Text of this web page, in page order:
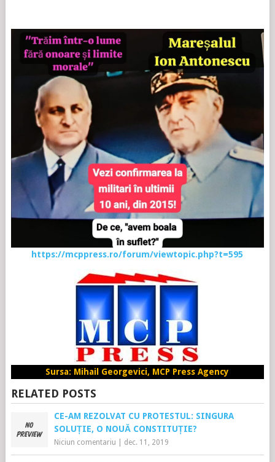
https://mcppress.ro/forum/viewtopic.php?t=595
Sursa: Mihail Georgevici, MCP Press Agency
RELATED POSTS
CE-AM REZOLVAT CU PROTESTUL: SINGURA
SOLUȚIE, O NOUĂ CONSTITUȚIE?
Niciun comentariu dec. 11, 2019